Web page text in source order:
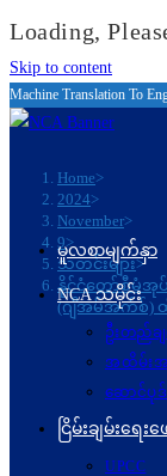
Loading,
Skip to content
Machine Translation To
Home>
2024>
November>
9>
သတင်းများ>
နိုင်ငံတော်စီမံအုပ်
(ဂျီအမ်အက်စ်)
မူလစာမျက်နှာ
NCA သမိုင်း
ဦးတည်ခ
အထိမ်းအ
ဆောင်ပုဒ်
ငြိမ်းချမ်းရေး
UPCC